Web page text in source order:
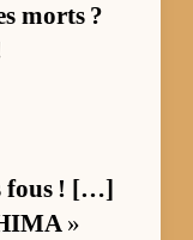
morts ?
fous ! […]
»